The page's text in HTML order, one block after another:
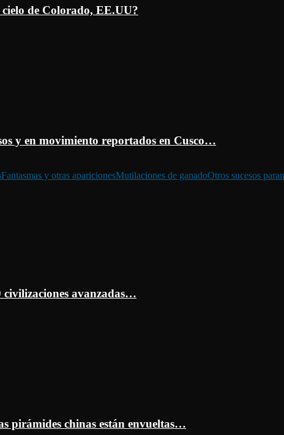
de Colorado, EE.UU?
y en movimiento reportados en Cusco…
Fantasmas y otras aparicionesMutilaciones de ganadoOtros sucesos
civilizaciones avanzadas…
pirámides chinas están envueltas…